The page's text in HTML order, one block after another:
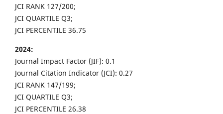
JCI RANK 127/200;
JCI QUARTILE Q3;
JCI PERCENTILE 36.75
2024:
Journal Impact Factor (JIF): 0.1
Journal Citation Indicator (JCI): 0.27
JCI RANK 147/199;
JCI QUARTILE Q3;
JCI PERCENTILE 26.38